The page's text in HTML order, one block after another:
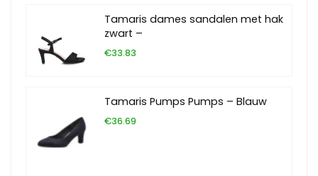
Tamaris dames sandalen met hak
zwart –
€33.83
Tamaris Pumps Pumps – Blauw
€36.69